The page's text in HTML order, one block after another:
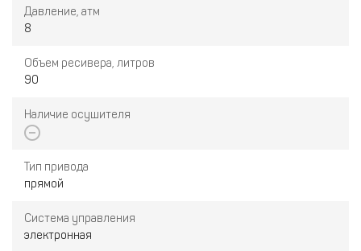
Давление, атм
8
Объем ресивера, литров
90
Наличие осушителя
Тип привода
прямой
Система управления
электронная